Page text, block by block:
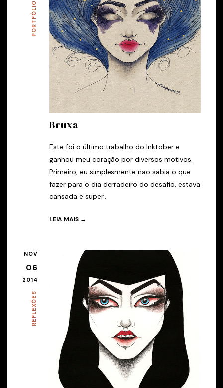
PORTFÓLIO
Bruxa
Este foi o último trabalho do Inktober e
ganhou meu coração por diversos motivos.
Primeiro, eu simplesmente não sabia o que
fazer para o dia derradeiro do desafio, estava
cansada e super...
LEIA MAIS →
NOV
06
2014
REFLEXÕES